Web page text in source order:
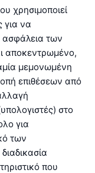
χρησιμοποιεί
για να
ασφάλεια των
αποκεντρωμένο,
μεμονωμένη
επιθέσεων από
στο
για
των
που